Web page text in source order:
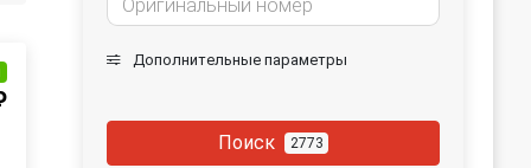
Дополнительные параметры
Поиск 2773